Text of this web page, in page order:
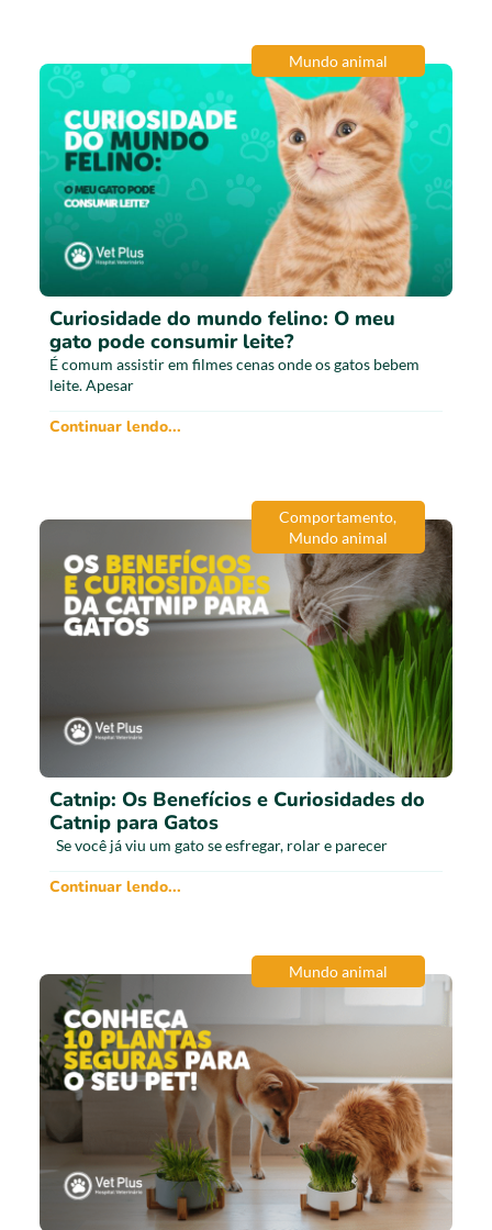
Mundo animal
Curiosidade do mundo felino: O meu
gato pode consumir leite?
É comum assistir em filmes cenas onde os gatos bebem
leite. Apesar
Continuar lendo...
Comportamento,
Mundo animal
Catnip: Os Benefícios e Curiosidades do
Catnip para Gatos
Se você já viu um gato se esfregar, rolar e parecer
Continuar lendo...
Mundo animal